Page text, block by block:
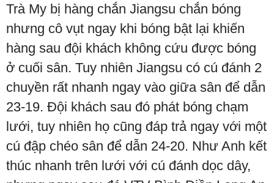
Trà My bị hàng chắn Jiangsu chắn bóng
nhưng cô vụt ngay khi bóng bật lại khiến
hàng sau đội khách không cứu được bóng
ở cuối sân. Tuy nhiên Jiangsu có cú đánh 2
chuyền rất nhanh ngay vào giữa sân để dẫn
23-19. Đội khách sau đó phát bóng chạm
lưới, tuy nhiên họ cũng đáp trả ngay với một
cú đập chéo sân để dẫn 24-20. Như Anh kết
thúc nhanh trên lưới với cú đánh dọc dây,